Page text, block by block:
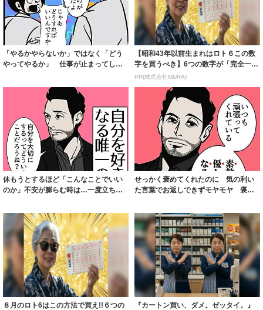
「やるかやらないか」ではなく「どう
やってやるか」 仕事が止まってしま
【昭和43年以前生まれはロト６この数
字を買うべき】6つの数字が「完全一
致」する方...
PR(株式会社MURA)
休もうとするほど「こんなことでいい
のか」不安が膨らむ時は…一度立ち止
せっかく褒めてくれたのに 気の利い
た言葉でお返しできずモヤモヤ 褒め
８月のロト6はこの方法で買え!!６つの
『カートン買い、ダメ。ゼッタイ。』